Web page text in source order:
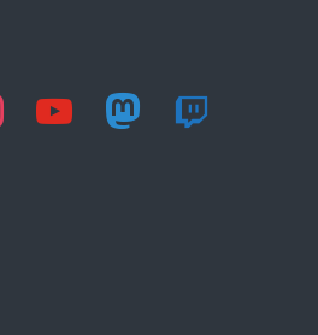
youtube mastodon twitch